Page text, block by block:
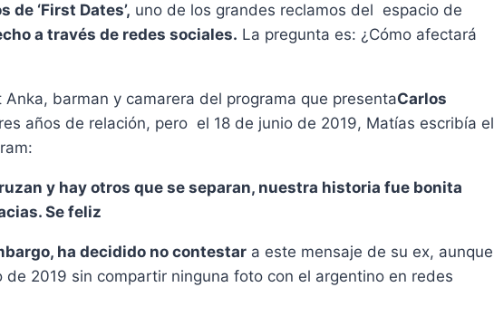
‘First Dates’, uno de los grandes reclamos del espacio de
a través de redes sociales. La pregunta es: ¿Cómo afectará
barman y camarera del programa que presentaCarlos
años de relación, pero el 18 de junio de 2019, Matías escribía el
y hay otros que se separan, nuestra historia fue bonita
Se feliz
ha decidido no contestar a este mensaje de su ex, aunque
2019 sin compartir ninguna foto con el argentino en redes